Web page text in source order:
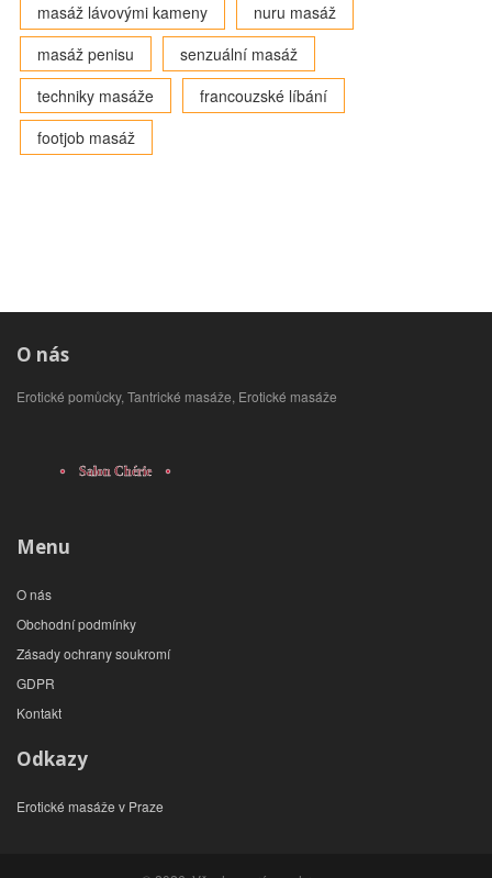
masáž lávovými kameny
nuru masáž
masáž penisu
senzuální masáž
techniky masáže
francouzské líbání
footjob masáž
O nás
Erotické pomůcky, Tantrické masáže, Erotické masáže
Menu
O nás
Obchodní podmínky
Zásady ochrany soukromí
GDPR
Kontakt
Odkazy
Erotické masáže v Praze